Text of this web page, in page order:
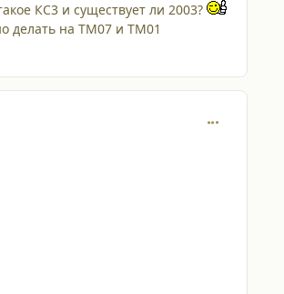
КС3 и существует ли 2003?
делать на ТМ07 и ТМ01